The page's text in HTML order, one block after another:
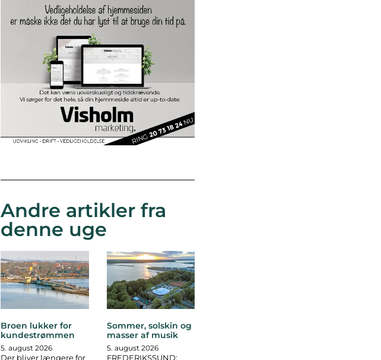
Andre artikler fra
denne uge
Broen lukker for
kundestrømmen
5. august 2026
Der bliver længere for
Sommer, solskin og
masser af musik
5. august 2026
FREDERIKSSUND: